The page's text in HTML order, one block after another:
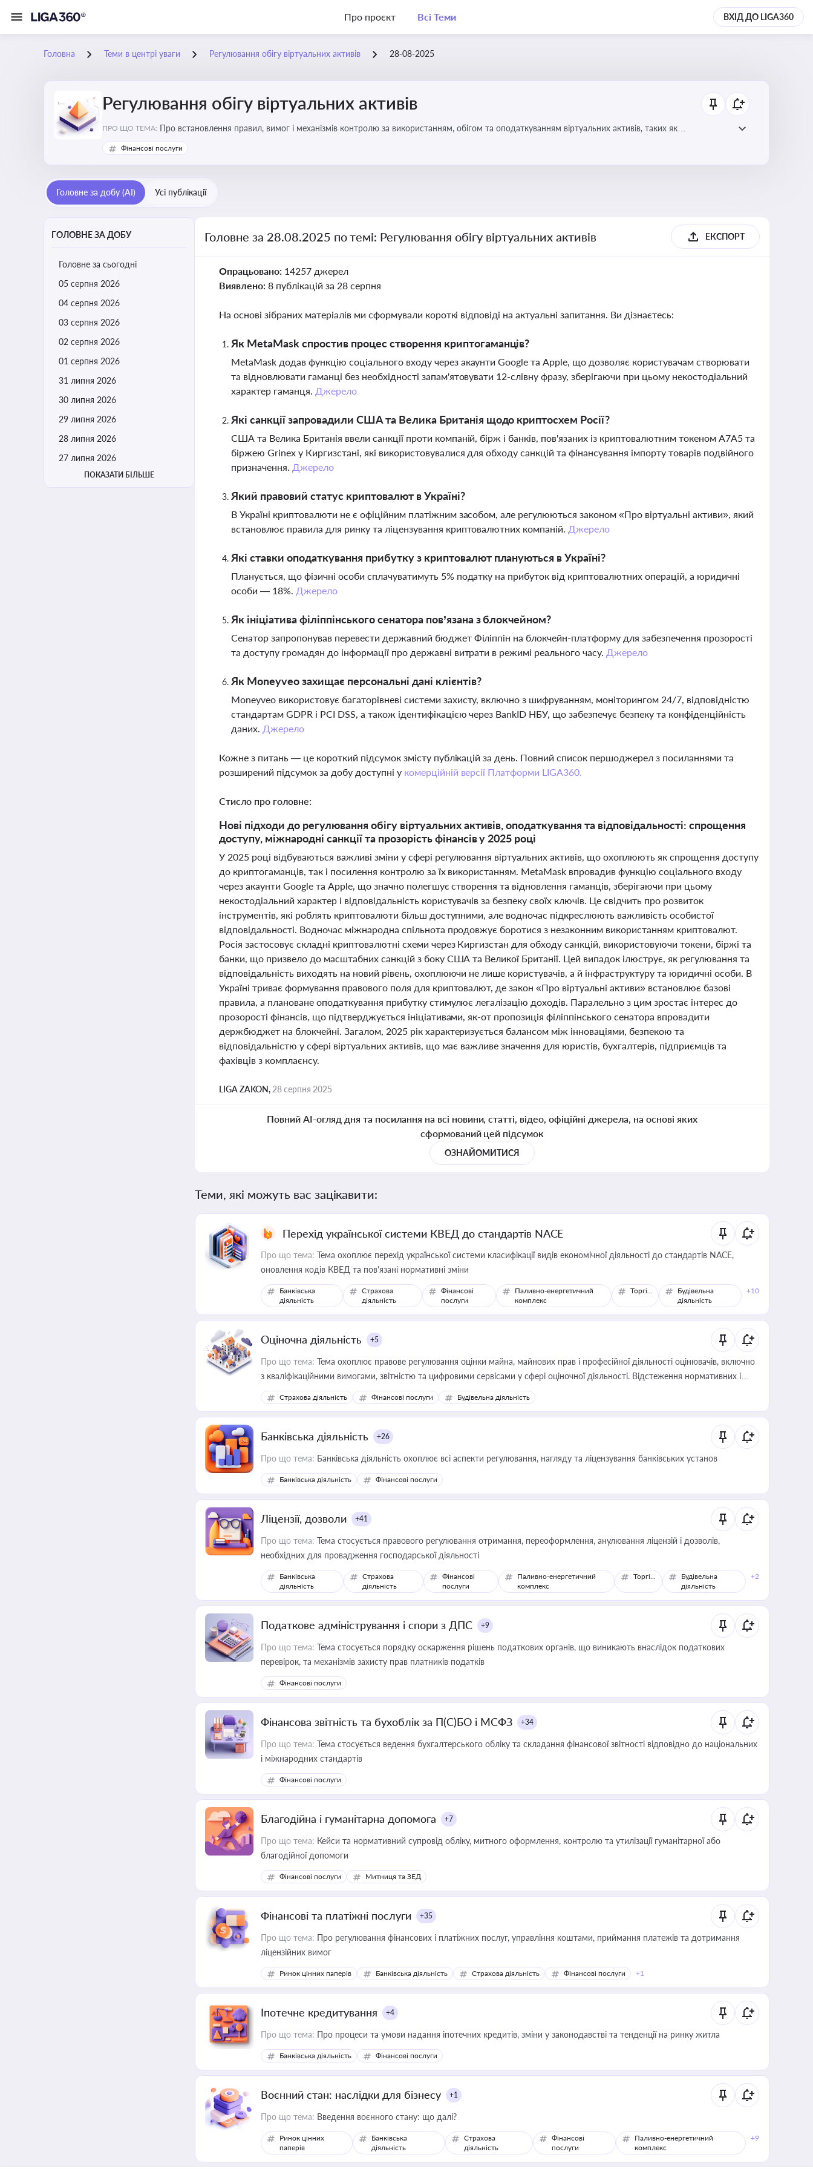
Про проєкт Всі Теми ВХІД ДО LIGA360
Головна Теми в центрі уваги Регулювання обігу віртуальних активів 28-08-2025
Регулювання обігу віртуальних активів
ПРО ЩО ТЕМА: Про встановлення правил, вимог і механізмів контролю за використанням, обігом та оподаткуванням віртуальних активів, таких як
криптовалюти
Фінансові послуги
Головне за добу (AI) Усі публікації
ГОЛОВНЕ ЗА ДОБУ
Головне за сьогодні
05 серпня 2026
04 серпня 2026
03 серпня 2026
02 серпня 2026
01 серпня 2026
31 липня 2026
30 липня 2026
29 липня 2026
28 липня 2026
27 липня 2026
ПОКАЗАТИ БІЛЬШЕ
Головне за 28.08.2025 по темі: Регулювання обігу віртуальних активів ЕКСПОРТ
Опрацьовано: 14257 джерел
Виявлено: 8 публікацій за 28 серпня
На основі зібраних матеріалів ми сформували короткі відповіді на актуальні запитання. Ви дізнаєтесь:
Як MetaMask спростив процес створення криптогаманців?
MetaMask додав функцію соціального входу через акаунти Google та Apple, що дозволяє користувачам створювати
та відновлювати гаманці без необхідності запам'ятовувати 12-слівну фразу, зберігаючи при цьому некостодіальний
характер гаманця. Джерело
Які санкції запровадили США та Велика Британія щодо криптосхем Росії?
США та Велика Британія ввели санкції проти компаній, бірж і банків, пов'язаних із криптовалютним токеном A7A5 та
біржею Grinex у Киргизстані, які використовувалися для обходу санкцій та фінансування імпорту товарів подвійного
призначення. Джерело
Який правовий статус криптовалют в Україні?
В Україні криптовалюти не є офіційним платіжним засобом, але регулюються законом «Про віртуальні активи», який
встановлює правила для ринку та ліцензування криптовалютних компаній. Джерело
Які ставки оподаткування прибутку з криптовалют плануються в Україні?
Планується, що фізичні особи сплачуватимуть 5% податку на прибуток від криптовалютних операцій, а юридичні
особи — 18%. Джерело
Як ініціатива філіппінського сенатора пов’язана з блокчейном?
Сенатор запропонував перевести державний бюджет Філіппін на блокчейн-платформу для забезпечення прозорості
та доступу громадян до інформації про державні витрати в режимі реального часу. Джерело
Як Moneyveo захищає персональні дані клієнтів?
Moneyveo використовує багаторівневі системи захисту, включно з шифруванням, моніторингом 24/7, відповідністю
стандартам GDPR і PCI DSS, а також ідентифікацією через BankID НБУ, що забезпечує безпеку та конфіденційність
даних. Джерело
Кожне з питань — це короткий підсумок змісту публікацій за день. Повний список першоджерел з посиланнями та
розширений підсумок за добу доступні у комерційній версії Платформи LIGA360.
Стисло про головне:
Нові підходи до регулювання обігу віртуальних активів, оподаткування та відповідальності: спрощення
доступу, міжнародні санкції та прозорість фінансів у 2025 році
У 2025 році відбуваються важливі зміни у сфері регулювання віртуальних активів, що охоплюють як спрощення доступу
до криптогаманців, так і посилення контролю за їх використанням. MetaMask впровадив функцію соціального входу
через акаунти Google та Apple, що значно полегшує створення та відновлення гаманців, зберігаючи при цьому
некостодіальний характер і відповідальність користувачів за безпеку своїх ключів. Це свідчить про розвиток
інструментів, які роблять криптовалюти більш доступними, але водночас підкреслюють важливість особистої
відповідальності. Водночас міжнародна спільнота продовжує боротися з незаконним використанням криптовалют.
Росія застосовує складні криптовалютні схеми через Киргизстан для обходу санкцій, використовуючи токени, біржі та
банки, що призвело до масштабних санкцій з боку США та Великої Британії. Цей випадок ілюструє, як регулювання та
відповідальність виходять на новий рівень, охоплюючи не лише користувачів, а й інфраструктуру та юридичні особи. В
Україні триває формування правового поля для криптовалют, де закон «Про віртуальні активи» встановлює базові
правила, а плановане оподаткування прибутку стимулює легалізацію доходів. Паралельно з цим зростає інтерес до
прозорості фінансів, що підтверджується ініціативами, як-от пропозиція філіппінського сенатора впровадити
держбюджет на блокчейні. Загалом, 2025 рік характеризується балансом між інноваціями, безпекою та
відповідальністю у сфері віртуальних активів, що має важливе значення для юристів, бухгалтерів, підприємців та
фахівців з комплаєнсу.
LIGA ZAKON, 28 серпня 2025
Повний AI-огляд дня та посилання на всі новини, статті, відео, офіційні джерела, на основі яких
сформований цей підсумок
ОЗНАЙОМИТИСЯ
Теми, які можуть вас зацікавити:
Перехід української системи КВЕД до стандартів NACE
Про що тема: Тема охоплює перехід української системи класифікації видів економічної діяльності до стандартів NACE,
оновлення кодів КВЕД та пов'язані нормативні зміни
Банківська
діяльність
Страхова
діяльність
Фінансові
послуги
Паливно-енергетичний
комплекс
Торгівля
Будівельна
діяльність
+10
Оціночна діяльність +5
Про що тема: Тема охоплює правове регулювання оцінки майна, майнових прав і професійної діяльності оцінювачів, включно
з кваліфікаційними вимогами, звітністю та цифровими сервісами у сфері оціночної діяльності. Відстеження нормативних і
медійних змін у цій сфері корисне для власника бізнесу, керівника, юриста або бухгалтера під час оподаткування,
приватизації, оренди державного майна, корпоративних угод і перевірки статусу суб'єктів оціночної діяльності
Страхова діяльність Фінансові послуги Будівельна діяльність
Банківська діяльність +26
Про що тема: Банківська діяльність охоплює всі аспекти регулювання, нагляду та ліцензування банківських установ
Банківська діяльність Фінансові послуги
Ліцензії, дозволи +41
Про що тема: Тема стосується правового регулювання отримання, переоформлення, анулювання ліцензій і дозволів,
необхідних для провадження господарської діяльності
Банківська
діяльність
Страхова
діяльність
Фінансові
послуги
Паливно-енергетичний
комплекс
Торгівля
Будівельна
діяльність
+2
Податкове адміністрування і спори з ДПС +9
Про що тема: Тема стосується порядку оскарження рішень податкових органів, що виникають внаслідок податкових
перевірок, та механізмів захисту прав платників податків
Фінансові послуги
Фінансова звітність та бухоблік за П(С)БО і МСФЗ +34
Про що тема: Тема стосується ведення бухгалтерського обліку та складання фінансової звітності відповідно до національних
і міжнародних стандартів
Фінансові послуги
Благодійна і гуманітарна допомога +7
Про що тема: Кейси та нормативний супровід обліку, митного оформлення, контролю та утилізації гуманітарної або
благодійної допомоги
Фінансові послуги Митниця та ЗЕД
Фінансові та платіжні послуги +35
Про що тема: Про регулювання фінансових і платіжних послуг, управління коштами, приймання платежів та дотримання
ліцензійних вимог
Ринок цінних паперів Банківська діяльність Страхова діяльність Фінансові послуги +1
Іпотечне кредитування +4
Про що тема: Про процеси та умови надання іпотечних кредитів, зміни у законодавстві та тенденції на ринку житла
Банківська діяльність Фінансові послуги
Воєнний стан: наслідки для бізнесу +1
Про що тема: Введення воєнного стану: що далі?
Ринок цінних
паперів
Банківська
діяльність
Страхова
діяльність
Фінансові
послуги
Паливно-енергетичний
комплекс
+9